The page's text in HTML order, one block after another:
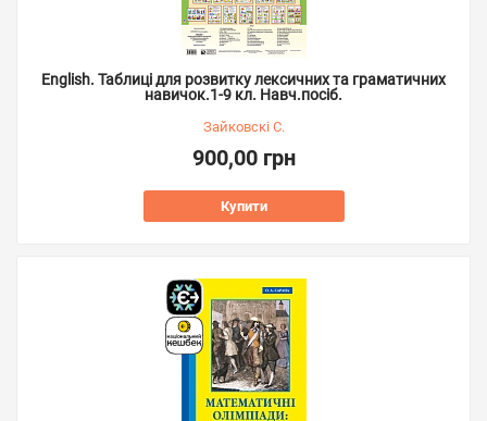
English. Таблиці для розвитку лексичних та граматичних
навичок.1-9 кл. Навч.посіб.
Зайковскі С.
900,00 грн
Купити